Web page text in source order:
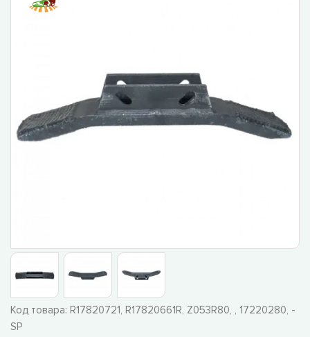
Код товара: R17820721, R17820661R, Z053R80, , 17220280, -
SP